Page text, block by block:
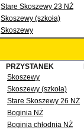
Stare Skoszewy 23 NŻ
Skoszewy (szkoła)
Skoszewy
PRZYSTANEK
Skoszewy
Skoszewy (szkoła)
Stare Skoszewy 26 NŻ
Boginia NŻ
Boginia chłodnia NŻ